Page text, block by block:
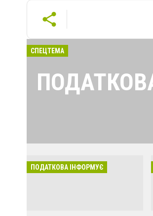
СПЕЦТЕМА
ПОДАТКОВА ІНФОРМУЄ